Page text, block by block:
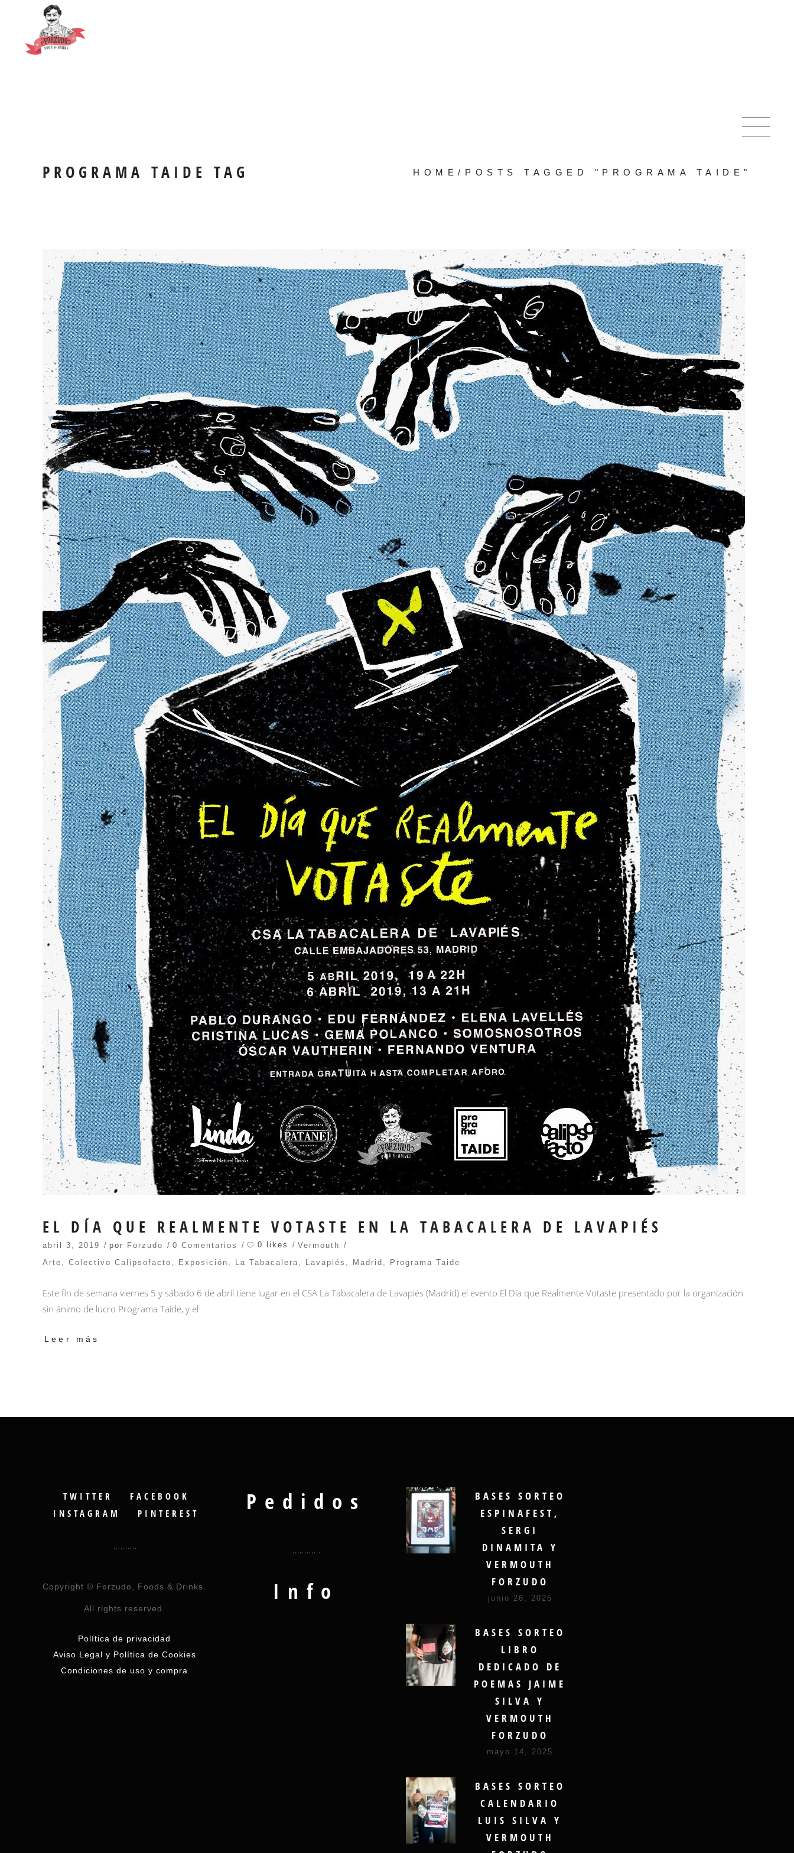
PROGRAMA TAIDE TAG HOME / POSTS TAGGED "PROGRAMA TAIDE"
EL DÍA QUE REALMENTE VOTASTE EN LA TABACALERA DE LAVAPIÉS
abril 3, 2019 por Forzudo 0 Comentarios 0 likes
Vermouth
Arte
Colectivo Calipsofacto Exposición La Tabacalera Lavapiés Madrid Programa Taide
Este fin de semana viernes 5 y sábado 6 de abril tiene lugar en el CSA La Tabacalera de Lavapiés (Madrid) el evento El Día que Realmente Votaste presentado por la organización
sin ánimo de lucro Programa Taide, y el
Leer más
TWITTER
FACEBOOK
INSTAGRAM
PINTEREST
Copyright © Forzudo, Foods & Drinks.
All rights reserved.
Política de privacidad
Aviso Legal y Política de Cookies
Condiciones de uso y compra
Pedidos
Info
BASES SORTEO
ESPINAFEST,
SERGI
DINAMITA Y
VERMOUTH
FORZUDO
junio 26, 2025
BASES SORTEO
LIBRO
DEDICADO DE
POEMAS JAIME
SILVA Y
VERMOUTH
FORZUDO
mayo 14, 2025
BASES SORTEO
CALENDARIO
LUIS SILVA Y
VERMOUTH